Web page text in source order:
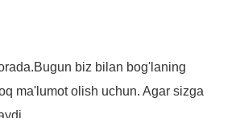
Bugun biz bilan bog'laning
ma'lumot olish uchun. Agar sizga